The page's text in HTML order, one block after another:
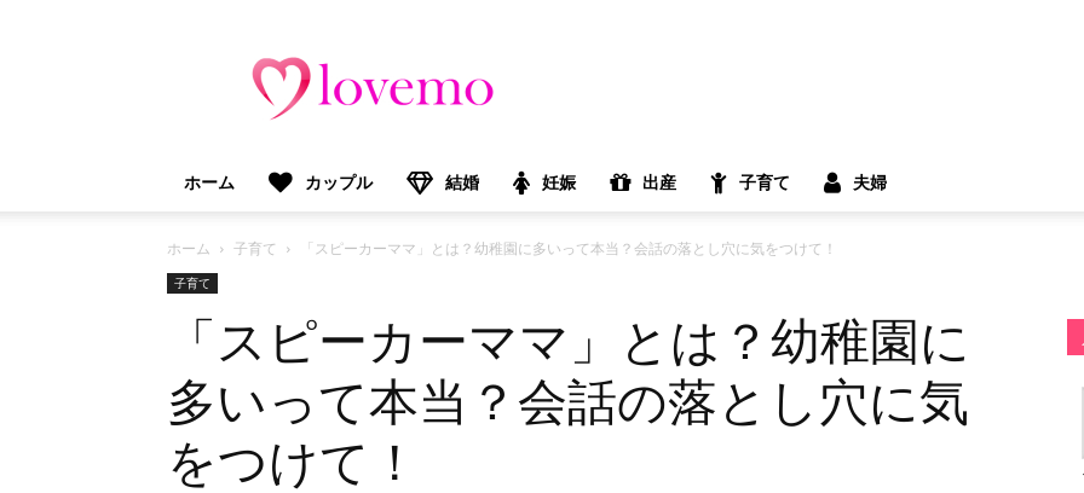
モ）：
プ
マ
け
情
デ
ィ
ア
ホーム カップル 結婚 妊娠 出産 子育て 夫婦
ホーム 子育て 「スピーカーママ」とは？幼稚園に多いって本当？会話の落とし穴に気をつけて！
子育て
「スピーカーママ」とは？幼稚園に
多いって本当？会話の落とし穴に気
をつけて！